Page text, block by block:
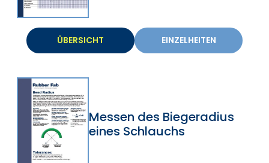
ÜBERSICHT EINZELHEITEN
Messen des Biegeradius
eines Schlauchs